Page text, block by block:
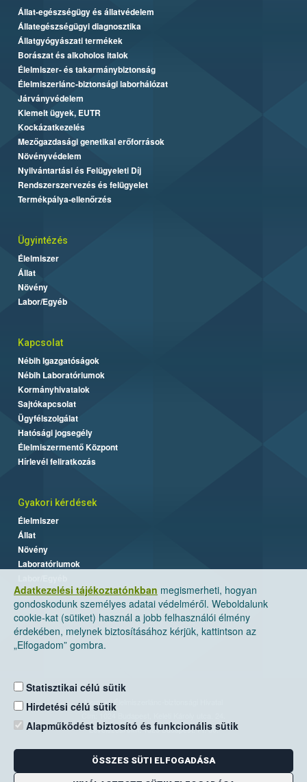
Adatkezelési tájékoztatónkban megismerheti, hogyan
gondoskodunk személyes adatai védelméről. Weboldalunk
cookie-kat (sütiket) használ a jobb felhasználói élmény
érdekében, melynek biztosításához kérjük, kattintson az
„Elfogadom” gombra.
Statisztikai célú sütik
Hirdetési célú sütik
Alapműködést biztosító és funkcionális sütik
ÖSSZES SÜTI ELFOGADÁSA
Állat-egészségügy és állatvédelem
Állategészségügyi diagnosztika
Állatgyógyászati termékek
Borászat és alkoholos italok
Élelmiszer- és takarmánybiztonság
Élelmiszerlánc-biztonsági laborhálózat
Járványvédelem
Kiemelt ügyek, EUTR
Kockázatkezelés
Mezőgazdasági genetikai erőforrások
Növényvédelem
Nyilvántartási és Felügyeleti Díj
Rendszerszervezés és felügyelet
Termékpálya-ellenőrzés
Ügyintézés
Élelmiszer
Állat
Növény
Labor/Egyéb
Kapcsolat
Nébih Igazgatóságok
Nébih Laboratóriumok
Kormányhivatalok
Sajtókapcsolat
Ügyfélszolgálat
Hatósági jogsegély
Élelmiszermentő Központ
Hírlevél feliratkozás
Gyakori kérdések
Élelmiszer
Állat
Növény
Laboratóriumok
Nemzeti Élelmiszerlánc-biztonsági Hivatal
Levelezési cím: 1525 Budapest. Pf. 30.
E-mail:ugyfelszolgalat@nebih.gov.hu